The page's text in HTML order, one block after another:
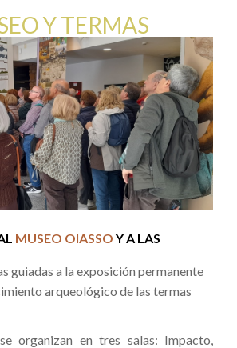
Y TERMAS
MUSEO OIASSO Y A LAS
guiadas a la exposición permanente
arqueológico de las termas
organizan en tres salas: Impacto,